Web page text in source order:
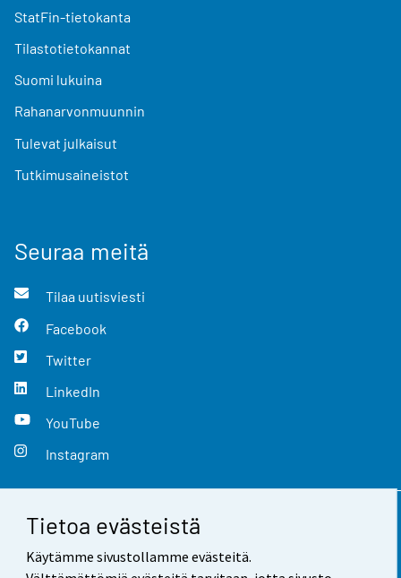
Tietoa evästeistä
Käytämme sivustollamme evästeitä.
StatFin-tietokanta
Tilastotietokannat
Suomi lukuina
Rahanarvonmuunnin
Tulevat julkaisut
Tutkimusaineistot
Seuraa meitä
Tilaa uutisviesti
Facebook
Twitter
LinkedIn
YouTube
Instagram
Yhteystiedot
Palaute